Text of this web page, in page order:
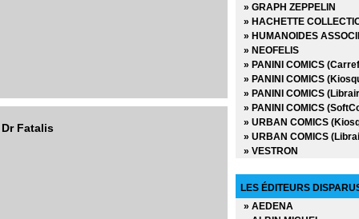
Fatalis
» GRAPH ZEPPELIN
» HACHETTE
» HUMANOIDES
» NEOFELIS
» PANINI COMICS
» PANINI COMICS
» PANINI COMICS
» PANINI COMICS
» URBAN COMICS
» URBAN COMICS
» VESTRON
LES ÉDITEURS
» AEDENA